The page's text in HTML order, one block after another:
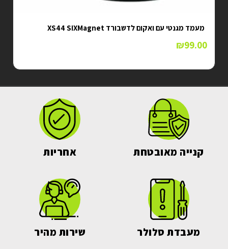
מעמד מגנטי עם ואקום לדשבורד XS44 SIXMagnet
₪99.00
קנייה מאובטחת אחריות
מעבדת סלולר שירות מהיר